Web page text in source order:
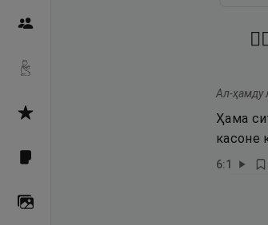
Ал-ҳамду
Ҳама
касоне
6:1